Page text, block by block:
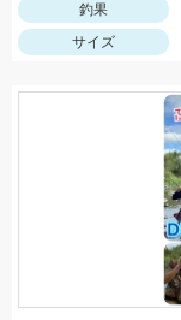
釣果
サイズ